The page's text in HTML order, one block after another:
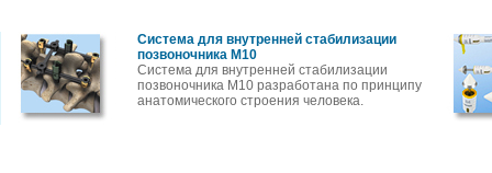
Система для внутренней стабилизации
позвоночника M10
Система для внутренней стабилизации
позвоночника M10 разработана по принципу
анатомического строения человека.